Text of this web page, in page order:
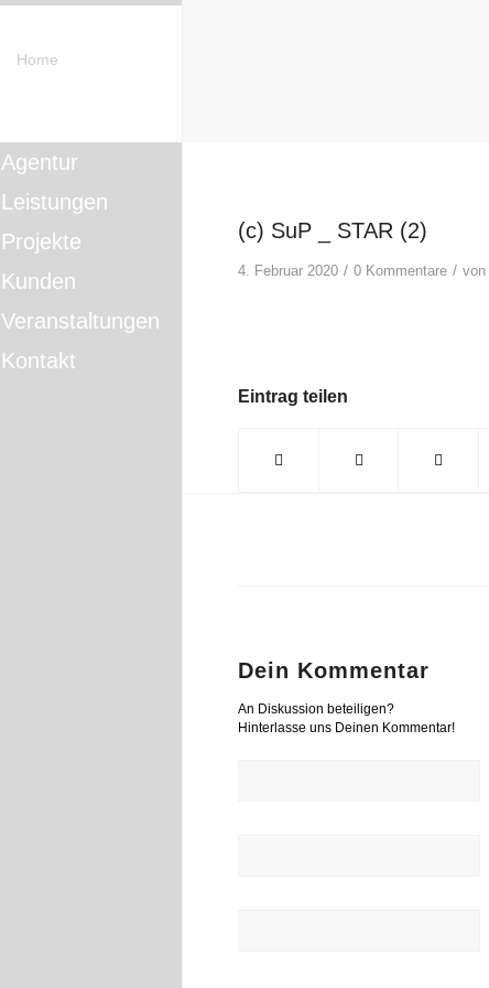
Home
Agentur
Leistungen
Projekte
Kunden
Veranstaltungen
Kontakt
(c) SuP _ STAR (2)
4. Februar 2020 / 0 Kommentare / von
Eintrag teilen
Dein Kommentar
An Diskussion beteiligen?
Hinterlasse uns Deinen Kommentar!